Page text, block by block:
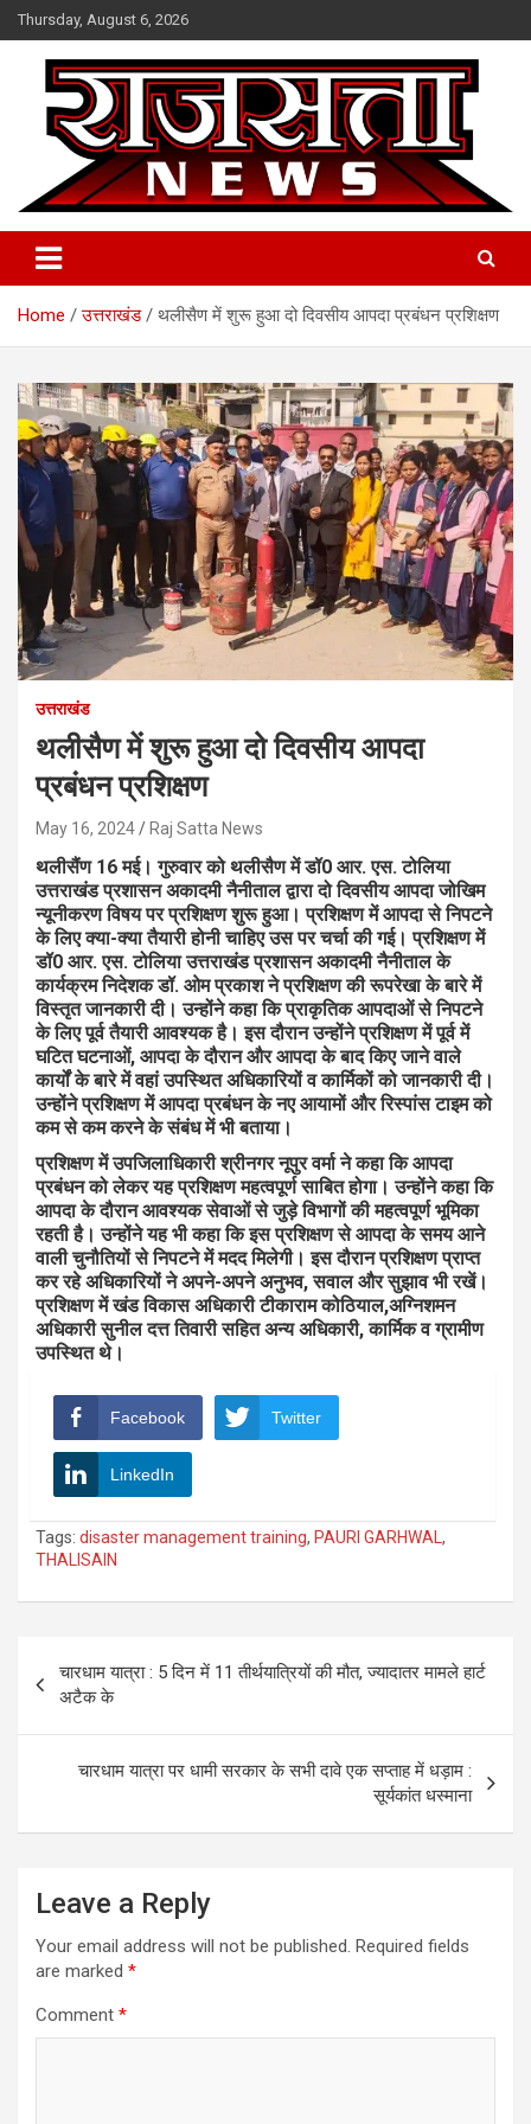
Skip
to
content
Thursday, August 6, 2026
Raj Satta News
Home उत्तराखंड थलीसैण में शुरू हुआ दो दिवसीय आपदा प्रबंधन प्रशिक्षण
उत्तराखंड
थलीसैण में शुरू हुआ दो दिवसीय आपदा
प्रबंधन प्रशिक्षण
May 16, 2024 Raj Satta News
थलीसैंण 16 मई। गुरुवार को थलीसैण में डॉ0 आर. एस. टोलिया
उत्तराखंड प्रशासन अकादमी नैनीताल द्वारा दो दिवसीय आपदा जोखिम
न्यूनीकरण विषय पर प्रशिक्षण शुरू हुआ। प्रशिक्षण में आपदा से निपटने
के लिए क्या-क्या तैयारी होनी चाहिए उस पर चर्चा की गई।प्रशिक्षण में
डॉ0 आर. एस. टोलिया उत्तराखंड प्रशासन अकादमी नैनीताल के
कार्यक्रम निदेशक डॉ. ओम प्रकाश ने प्रशिक्षण की रूपरेखा के बारे में
विस्तृत जानकारी दी। उन्होंने कहा कि प्राकृतिक आपदाओं से निपटने
के लिए पूर्व तैयारी आवश्यक है। इस दौरान उन्होंने प्रशिक्षण में पूर्व में
घटित घटनाओं, आपदा के दौरान और आपदा के बाद किए जाने वाले
कार्यों के बारे में वहां उपस्थित अधिकारियों व कार्मिकों को जानकारी दी।
उन्होंने प्रशिक्षण में आपदा प्रबंधन के नए आयामों और रिस्पांस टाइम को
कम से कम करने के संबंध में भी बताया।
प्रशिक्षण में उपजिलाधिकारी श्रीनगर नूपुर वर्मा ने कहा कि आपदा
प्रबंधन को लेकर यह प्रशिक्षण महत्वपूर्ण साबित होगा। उन्होंने कहा कि
आपदा के दौरान आवश्यक सेवाओं से जुड़े विभागों की महत्वपूर्ण भूमिका
रहती है। उन्होंने यह भी कहा कि इस प्रशिक्षण से आपदा के समय आने
वाली चुनौतियों से निपटने में मदद मिलेगी। इस दौरान प्रशिक्षण प्राप्त
कर रहे अधिकारियों ने अपने-अपने अनुभव, सवाल और सुझाव भी रखें।
प्रशिक्षण में खंड विकास अधिकारी टीकाराम कोठियाल,अग्निशमन
अधिकारी सुनील दत्त तिवारी सहित अन्य अधिकारी, कार्मिक व ग्रामीण
उपस्थित थे।
Facebook Twitter
LinkedIn
Tags: disaster management training, PAURI GARHWAL ,
THALISAIN
navigation
चारधाम यात्रा : 5 दिन में 11 तीर्थयात्रियों की मौत, ज्यादातर मामले हार्ट
अटैक के
चारधाम यात्रा पर धामी सरकार के सभी दावे एक सप्ताह में धड़ाम :
सूर्यकांत धस्माना
Leave a Reply
Your email address will not be published. Required fields
are marked *
Comment *